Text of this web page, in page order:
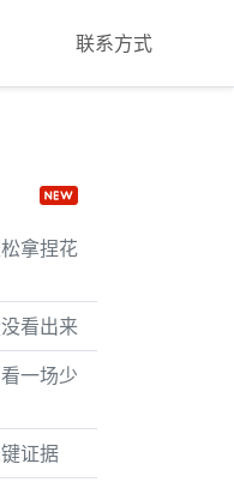
联系方式
拿捏花
看出来
一场少
证据